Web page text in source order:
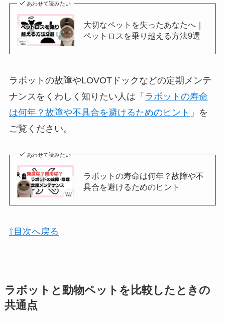
あわせて読みたい
大切なペットを失ったあなたへ｜
ペットロスを乗り越える方法9選
ラボットの故障やLOVOTドックなどの定期メンテ
ナンスをくわしく知りたい人は「 ラボットの寿命
は何年？故障や不具合を避けるためのヒント 」を
ご覧ください。
あわせて読みたい
ラボットの寿命は何年？故障や不
具合を避けるためのヒント
⇧目次へ戻る
ラボットと動物ペットを比較したときの
共通点